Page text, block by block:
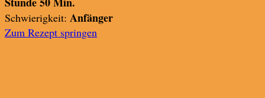
Schwierigkeit: Anfänger
Zum Rezept springen